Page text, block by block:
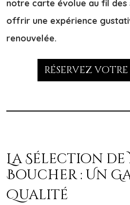
notre carte évolue au fil des
offrir une expérience
renouvelée.
RÉSERVEZ
La Sélection
Boucher : Un
Qualité